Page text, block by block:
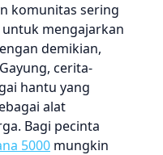
komunitas sering
mengajarkan
demikian,
cerita-
hantu yang
alat
Bagi pecinta
5000 mungkin